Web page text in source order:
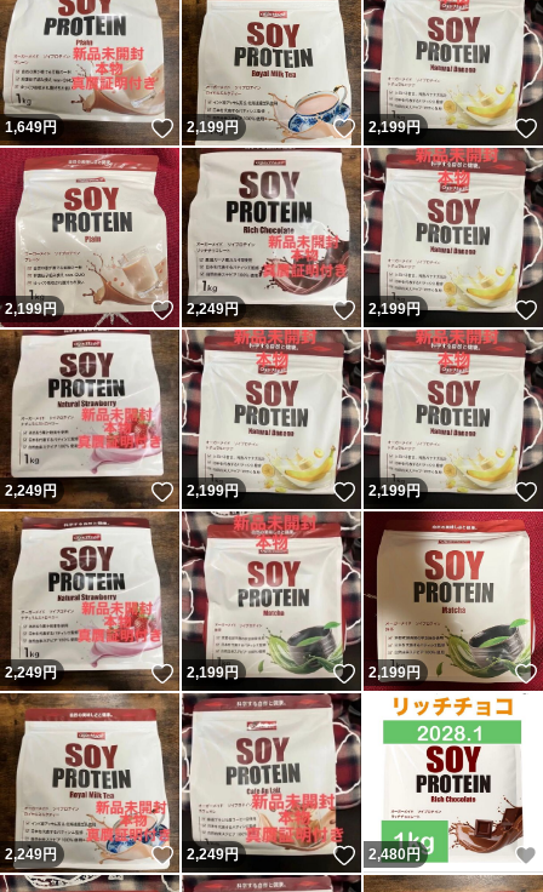
1,649円 いいね！
2,199円 いいね！
2,199円
2,199円 いいね！
2,249円 いいね！
2,199円
2,249円 いいね！
2,199円 いいね！
2,199円
2,249円 いいね！
2,199円 いいね！
2,199円
2,249円 いいね！
2,249円 いいね！
2,480円